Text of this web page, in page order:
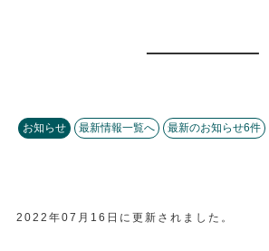
お問い合せ
オーナー様・入居者様
お知らせ 最新情報一覧へ 最新のお知らせ6件
2022年07月16日に更新されました。